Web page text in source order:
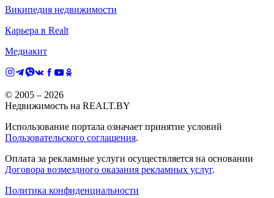
Википедия недвижимости
Карьера в Realt
Медиакит
© 2005 – 2026
Недвижимость на REALT.BY
Использование портала означает принятие условий
Пользовательского соглашения.
Оплата за рекламные услуги осуществляется на основании
Договора возмездного оказания рекламных услуг.
Политика конфиденциальности